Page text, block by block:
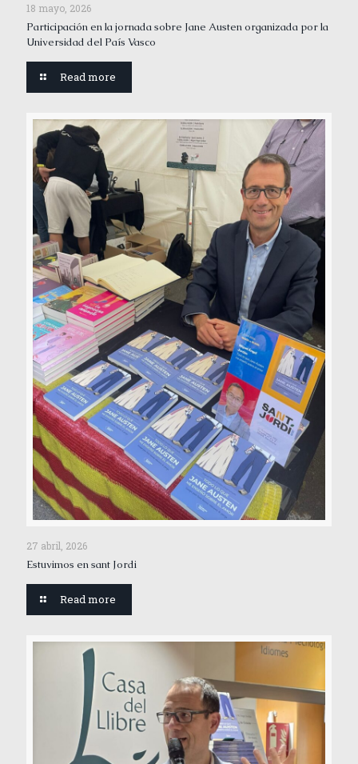
18 mayo, 2026
Participación en la jornada sobre Jane Austen organizada por la
Universidad del País Vasco
Read more
27 abril, 2026
Estuvimos en sant Jordi
Read more